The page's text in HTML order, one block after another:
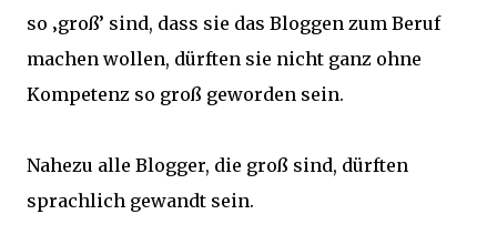
so ‚groß’ sind, dass sie das Bloggen zum Beruf
machen wollen, dürften sie nicht ganz ohne
Kompetenz so groß geworden sein.
Nahezu alle Blogger, die groß sind, dürften
sprachlich gewandt sein.